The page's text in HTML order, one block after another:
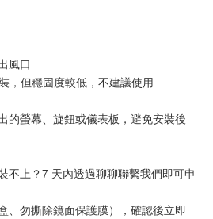
風口
，但穩固度較低，不建議使用
的螢幕、旋鈕或儀表板，避免安裝後
不上？7 天內透過聊聊聯繫我們即可申
、勿撕除鏡面保護膜），確認後立即